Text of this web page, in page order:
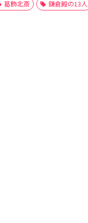
葛飾北斎 鎌倉殿の13人